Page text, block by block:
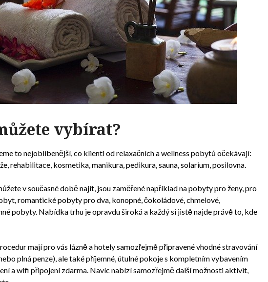
vybírat?
to nejoblíbenější, co klienti od relaxačních a wellness pobytů očekávají:
rehabilitace, kosmetika, manikura, pedikura, sauna, solarium, posilovna.
v současné době najít, jsou zaměřené například na pobyty pro ženy, pro
romantické pobyty pro dva, konopné, čokoládové, chmelové,
pobyty. Nabídka trhu je opravdu široká a každý si jistě najde právě to, kde
mají pro vás lázně a hotely samozřejmě připravené vhodné stravování
plná penze), ale také příjemné, útulné pokoje s kompletním vybavením
a wifi připojení zdarma. Navíc nabízí samozřejmě další možnosti aktivit,